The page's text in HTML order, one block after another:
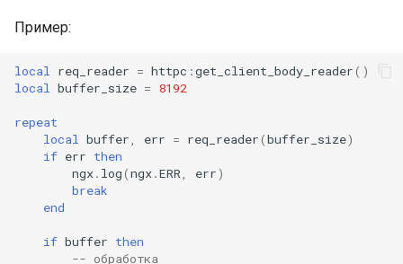
Пример:
local req_reader = httpc :get_client_body_reader()
local
buffer_size = 8192
repeat
local
buffer err = req_reader(buffer_size)
if err then
ngx. log(ngx.ERR err)
break
end
if buffer then
-- обработка